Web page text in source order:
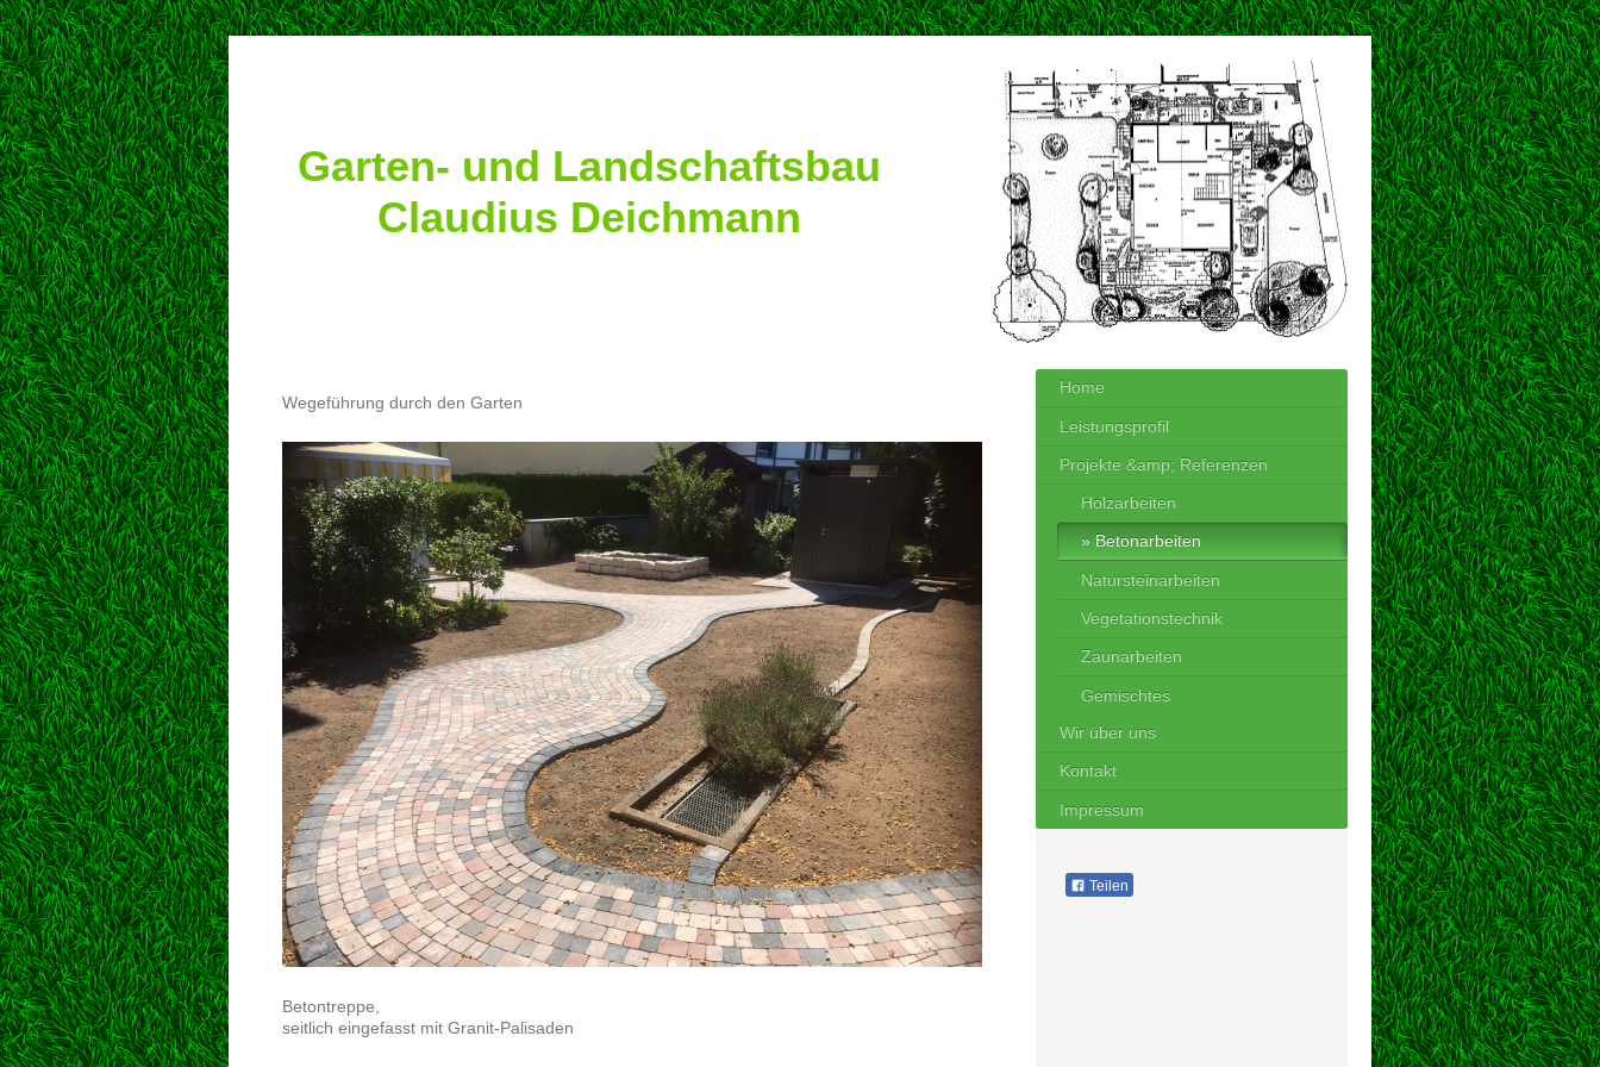
Garten- und Landschaftsbau
Claudius Deichmann
Wegeführung durch den Garten
Betontreppe,
seitlich eingefasst mit Granit-Palisaden
Home
Leistungsprofil
Projekte &amp; Referenzen
Holzarbeiten
Betonarbeiten
Natursteinarbeiten
Vegetationstechnik
Zaunarbeiten
Gemischtes
Wir über uns
Kontakt
Impressum
Teilen